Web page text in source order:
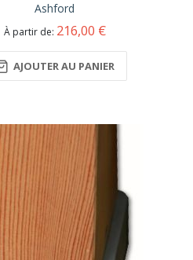
Ashford
À partir de 216,00 €
AJOUTER AU PANIER